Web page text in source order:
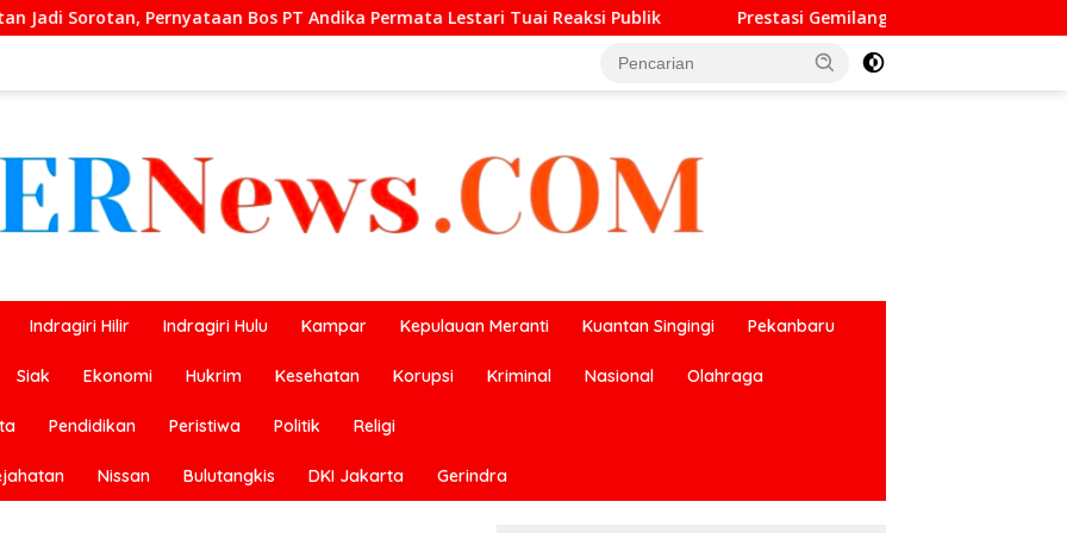
Andika Permata Lestari Tuai Reaksi Publik Prestasi Gemilang O2SN, UPT SMP Negeri 2 Bangkinang Kota
Indragiri Hilir Indragiri Hulu Kampar Kepulauan Meranti Kuantan Singingi Pekanbaru
Siak Ekonomi Hukrim Kesehatan Korupsi Kriminal Nasional Olahraga
Pendidikan Peristiwa Politik Religi
Nissan Bulutangkis DKI Jakarta Gerindra